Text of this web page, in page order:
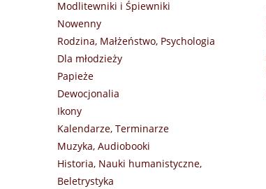
Modlitewniki i Śpiewniki
Nowenny
Rodzina, Małżeństwo, Psychologia
Dla młodzieży
Papieże
Dewocjonalia
Ikony
Kalendarze, Terminarze
Muzyka, Audiobooki
Historia, Nauki humanistyczne,
Beletrystyka